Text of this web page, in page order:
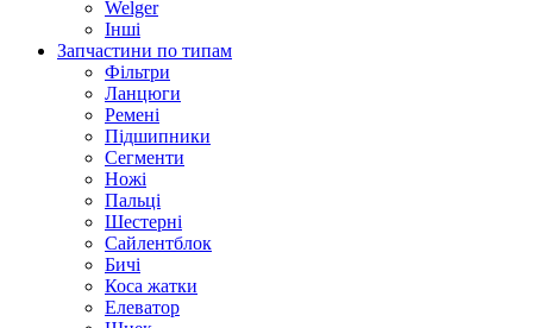
Welger
Інші
Запчастини по типам
Фільтри
Ланцюги
Ремені
Підшипники
Сегменти
Ножі
Пальці
Шестерні
Сайлентблок
Бичі
Коса жатки
Елеватор